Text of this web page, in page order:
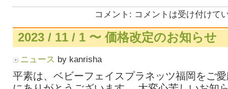
コメント: コメントは受け付けて
2023 / 11 / 1 〜 価格改定のお知らせ
ニュース by kanrisha
平素は、ベビーフェイスプラネッツ福岡をご